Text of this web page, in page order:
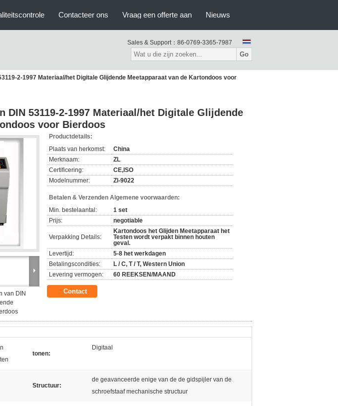
Contacteer ons Vraag een offerte aan Nieuws
Sales & Support： 86-0769-3365-7987
Go
2-1997 Materiaal/het Digitale Glijdende Meetapparaat van de Kartondoos voor
DIN 53119-2-1997 Materiaal/het Digitale Glijdende
voor Bierdoos
van DIN
Productdetails:
Plaats van herkomst:
China
Merknaam:
ZL
Certificering:
CE,ISO
Modelnummer:
Zl-9022
Betalen & Verzenden Algemene voorwaarden:
Min. bestelaantal:
1 set
Prijs:
negotiable
Verpakking Details:
Kartondoos het Glijden Meetapparaat het
Testen wordt verpakt binnen houten
geval.
Levertijd:
5-8 het werkdagen
Betalingscondities:
L / C, T / T, Western Union
Levering vermogen:
60 REEKSEN/MAAND
Contact
tonen:
Digitaal
Structuur:
de geavanceerde enige van de de gidspijler van de
schroefstaaf mechanische structuur